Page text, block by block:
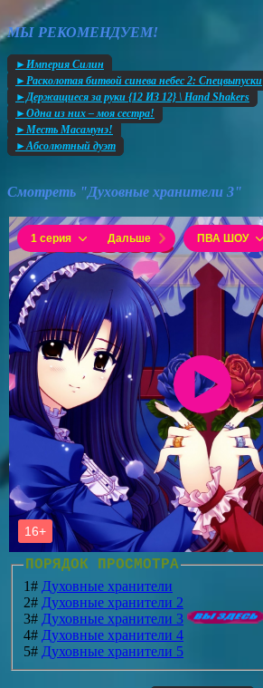
МЫ РЕКОМЕНДУЕМ!
►Империя Силин
►Расколотая битвой синева небес 2: Спецвыпуски
►Держащиеся за руки {12 ИЗ 12} \ Hand Shakers
►Одна из них – моя сестра!
►Месть Масамунэ!
►Абсолютный дуэт
Смотреть "Духовные хранители 3"
ПОРЯДОК ПРОСМОТРА
1# Духовные хранители
2# Духовные хранители 2
3# Духовные хранители 3
4# Духовные хранители 4
5# Духовные хранители 5